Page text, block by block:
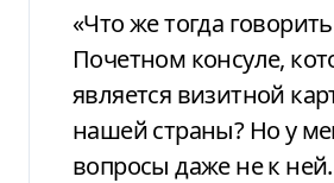
«Что же тогда
Почетном консуле,
является визитной
нашей страны? Но у
вопросы даже не к